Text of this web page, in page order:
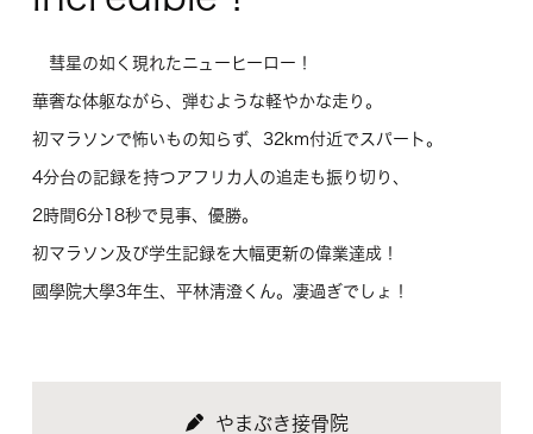
彗星の如く現れたニューヒーロー！
華奢な体躯ながら、弾むような軽やかな走り。
初マラソンで怖いもの知らず、32km付近でスパート。
4分台の記録を持つアフリカ人の追走も振り切り、
2時間6分18秒で見事、優勝。
初マラソン及び学生記録を大幅更新の偉業達成！
國學院大學3年生、平林清澄くん。凄過ぎでしょ！
やまぶき接骨院